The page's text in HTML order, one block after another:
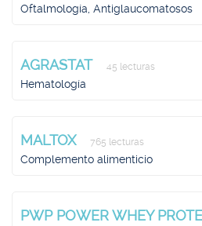
Oftalmología, Antiglaucomatosos
AGRASTAT 45 lecturas
Hematología
MALTOX 765 lecturas
Complemento alimenticio
PWP POWER WHEY